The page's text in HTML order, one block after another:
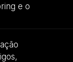
e o